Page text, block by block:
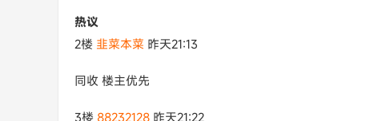
热议
2楼 韭菜本菜 昨天21:13
同收 楼主优先
3楼 88232128 昨天21:22